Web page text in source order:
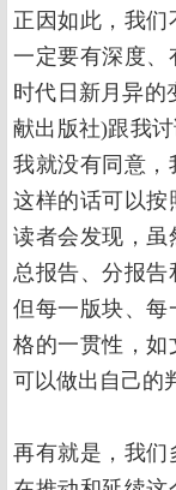
正因如此，我
一定要有深度、
时代日新月异的
献出版社)跟我
我就没有同意，
这样的话可以按
读者会发现，虽
总报告、分报告
但每一版块、每
格的一贯性，如
可以做出自己的
再有就是，我们